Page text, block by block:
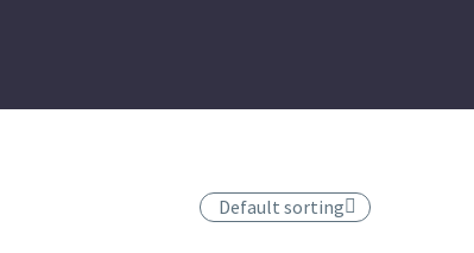
Default sorting